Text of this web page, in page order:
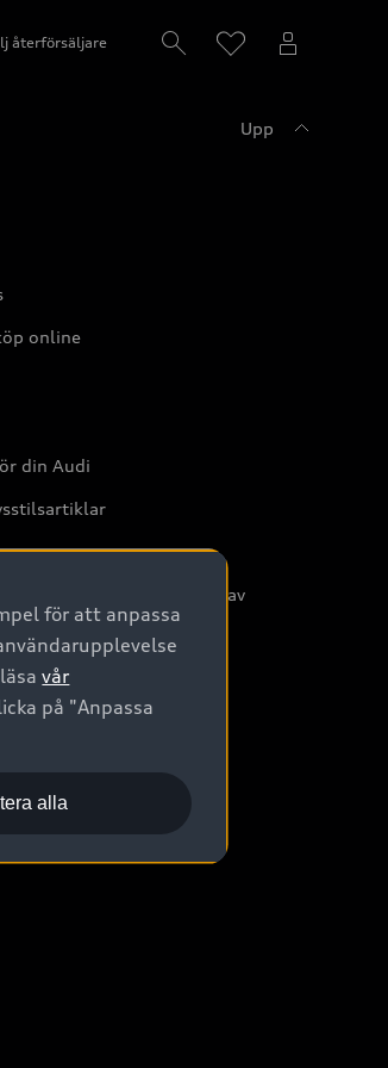
återförsäljare
Upp
online
din Audi
ned - Hur påverkas min bil av
för att anpassa
läsavår
på "Anpassa
alla